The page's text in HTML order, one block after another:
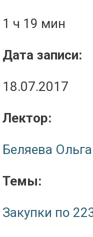
1 ч 19 мин
Дата записи:
18.07.2017
Лектор:
Беляева
Темы:
Закупки по